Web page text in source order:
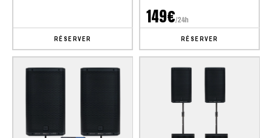
RÉSERVER
149€/24h
RÉSERVER